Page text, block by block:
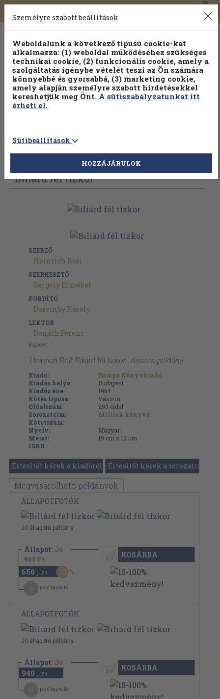
Toggle
navigation
0
Válogasson több mint 1.000.000 kiadványunk közül
100% kedvezménnyel!
Vissza az előző oldalra Válasszon példányt
Biliárd fél tízkor
SZERZŐ
Heinrich Böll
SZERKESZTŐ
Gergely Erzsébet
FORDÍTÓ
Doromby Károly
LEKTOR
Donáth Ferenc
Budapest
'Heinrich Böll: Biliárd fél tízkor ' összes példány
Kiadó:
Európa Könyvkiadó
Kiadás helye:
Budapest
Kiadás éve:
1964
Kötés típusa:
Vászon
Oldalszám:
293 oldal
Sorozatcím:
Milliók könyve
Kötetszám:
Nyelv:
Magyar
Méret:
19 cm x 12 cm
ISBN:
Értesítőt kérek a kiadóról Értesítőt kérek a sorozatról
Megvásárolható példányok
ÁLLAPOTFOTÓK
Jó állapotú példány.
Állapot: Jó
940 Ft
650 ,-Ft 30
pont kapható
KOSÁRBA
ÁLLAPOTFOTÓK
Jó állapotú példány.
Állapot: Jó
940 ,-Ft
pont kapható
KOSÁRBA
Személyre szabott beállítások
Weboldalunk a következő típusú cookie-kat
alkalmazza: (1) weboldal működéséhez szükséges
technikai cookie, (2) funkcionális cookie, amely a
szolgáltatás igénybe vételét teszi az Ön számára
könnyebbé és gyorsabbá, (3) marketing cookie,
amely alapján személyre szabott hirdetésekkel
kereshetjük meg Önt. A sütiszabályzatunkat itt
érheti el.
Sütibeállítások
HOZZÁJÁRULOK